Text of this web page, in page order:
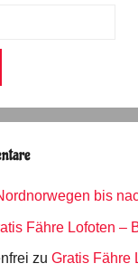
bis
Fähre Lofoten –
zu Gratis Fähre